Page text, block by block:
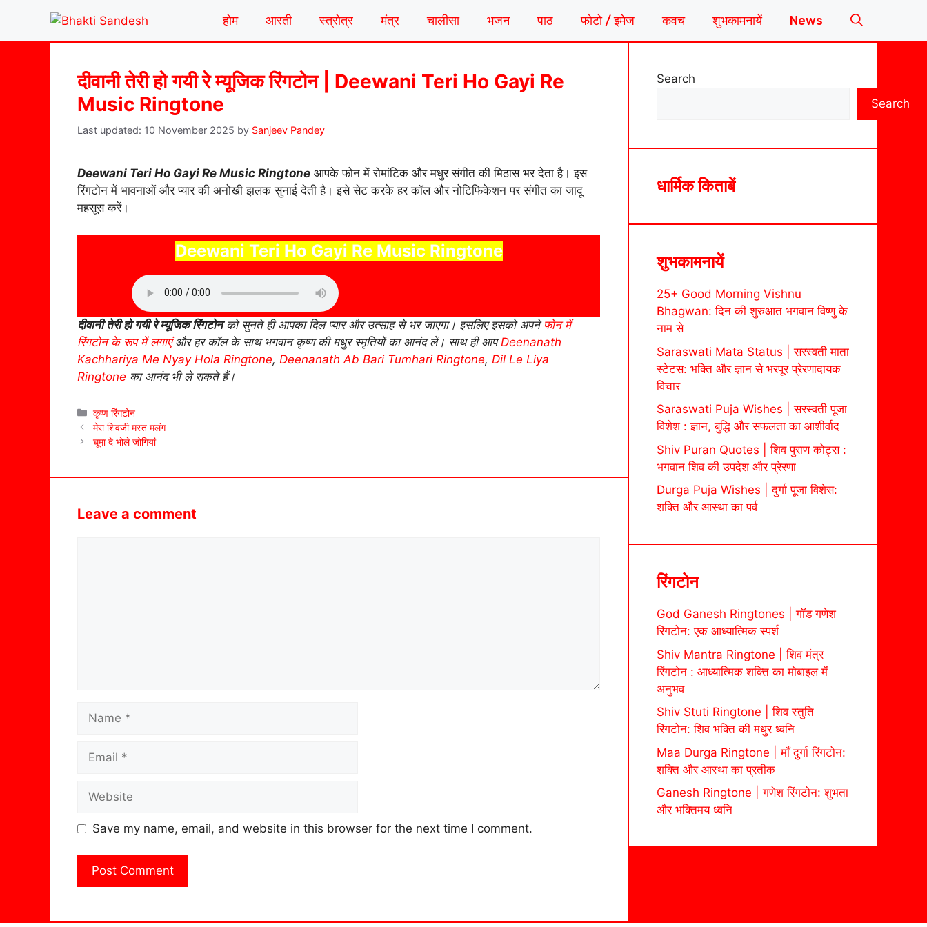
content
होम आरती स्त्रोत्र मंत्र चालीसा भजन पाठ फोटो / इमेज कवच शुभकामनायें News
दीवानी तेरी हो गयी रे म्यूजिक रिंगटोन | Deewani Teri Ho Gayi Re
Music Ringtone
10 November 2025 by Sanjeev Pandey
Deewani Teri Ho Gayi Re Music Ringtone आपके फोन में रोमांटिक और मधुर संगीत की मिठास भर देता है। इस
रिंगटोन में भावनाओं और प्यार की अनोखी झलक सुनाई देती है। इसे सेट करके हर कॉल और नोटिफिकेशन पर संगीत का जादू
महसूस करें।
Deewani Teri Ho Gayi Re Music Ringtone
दीवानी तेरी हो गयी रे म्यूजिक रिंगटोनको सुनते ही आपका दिल प्यार और उत्साह से भर जाएगा। इसलिए इसको अपनेफोन में
रिंगटोन के रूप में लगाएंऔर हर कॉल के साथ भगवान कृष्ण की मधुर स्मृतियों का आनंद लें। साथ ही आपDeenanath
Kachhariya Me Nyay Hola Ringtone, Deenanath Ab Bari Tumhari Ringtone, Dil Le Liya
Ringtone का आनंद भी ले सकते हैं।
Categories
कृष्ण रिंगटोन
मेरा शिवजी मस्त मलंग
घूमा दे भोले जोगियां
Leave a comment
Save my name, email, and website in this browser for the next time I comment.
Search
Search
धार्मिक किताबें
शुभकामनायें
25+ Good Morning Vishnu
Bhagwan: दिन की शुरुआत भगवान विष्णु के
नाम से
Saraswati Mata Status | सरस्वती माता
स्टेटस: भक्ति और ज्ञान से भरपूर प्रेरणादायक
विचार
Saraswati Puja Wishes | सरस्वती पूजा
विशेश : ज्ञान, बुद्धि और सफलता का आशीर्वाद
Shiv Puran Quotes | शिव पुराण कोट्स :
भगवान शिव की उपदेश और प्रेरणा
Durga Puja Wishes | दुर्गा पूजा विशेस:
शक्ति और आस्था का पर्व
रिंगटोन
God Ganesh Ringtones | गॉड गणेश
रिंगटोन: एक आध्यात्मिक स्पर्श
Shiv Mantra Ringtone | शिव मंत्र
रिंगटोन : आध्यात्मिक शक्ति का मोबाइल में
अनुभव
Shiv Stuti Ringtone | शिव स्तुति
रिंगटोन: शिव भक्ति की मधुर ध्वनि
Maa Durga Ringtone | माँ दुर्गा रिंगटोन:
शक्ति और आस्था का प्रतीक
Ganesh Ringtone | गणेश रिंगटोन: शुभता
और भक्तिमय ध्वनि